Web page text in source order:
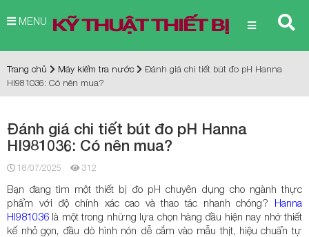
MENU
Trang chủ Máy kiểm tra nước
Đánh giá chi tiết bút đo pH Hanna
HI981036: Có nên mua?
Đánh giá chi tiết bút đo pH Hanna
HI981036: Có nên mua?
18/07/2025 312
Bạn đang tìm một thiết bị đo pH chuyên dụng cho ngành thực
phẩm với độ chính xác cao và thao tác nhanh chóng? Hanna
HI981036 là một trong những lựa chọn hàng đầu hiện nay nhờ thiết
kế nhỏ gọn, đầu dò hình nón dễ cắm vào mẫu thịt, hiệu chuẩn tự